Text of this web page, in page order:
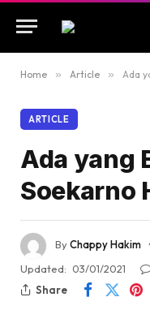
Home » Article » Ada
ARTICLE
Ada yang
Soekarno
ByChappy Hakim
Updated: 03/01/2021
Share